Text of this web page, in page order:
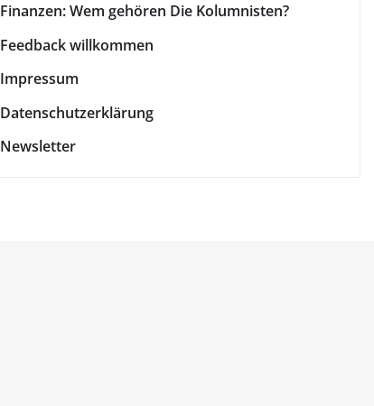
Finanzen: Wem gehören Die Kolumnisten?
Feedback willkommen
Impressum
Datenschutzerklärung
Newsletter